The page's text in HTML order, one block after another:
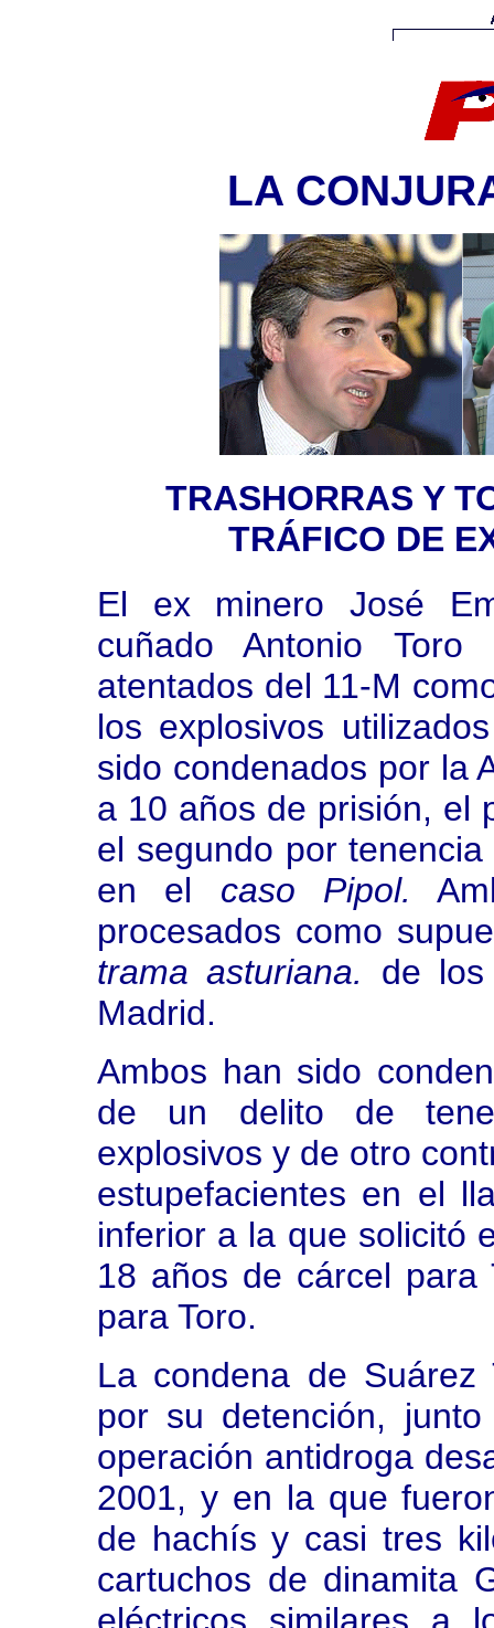
LA
TRASHORRAS Y
TRÁFICO DE
El ex minero José
cuñado Antonio
atentados del 11-M
los explosivos
sido condenados por la
a 10 años de prisión, el
el segundo por
en el caso Pipol.
procesados como
trama asturiana.
de
Madrid.
Ambos han sido
de un delito de
explosivos y de otro
estupefacientes en el
inferior a la que solicitó
18 años de cárcel
para Toro.
La condena de
por su detención,
operación antidroga
2001, y en la que
de hachís y casi tres
cartuchos de dinamita